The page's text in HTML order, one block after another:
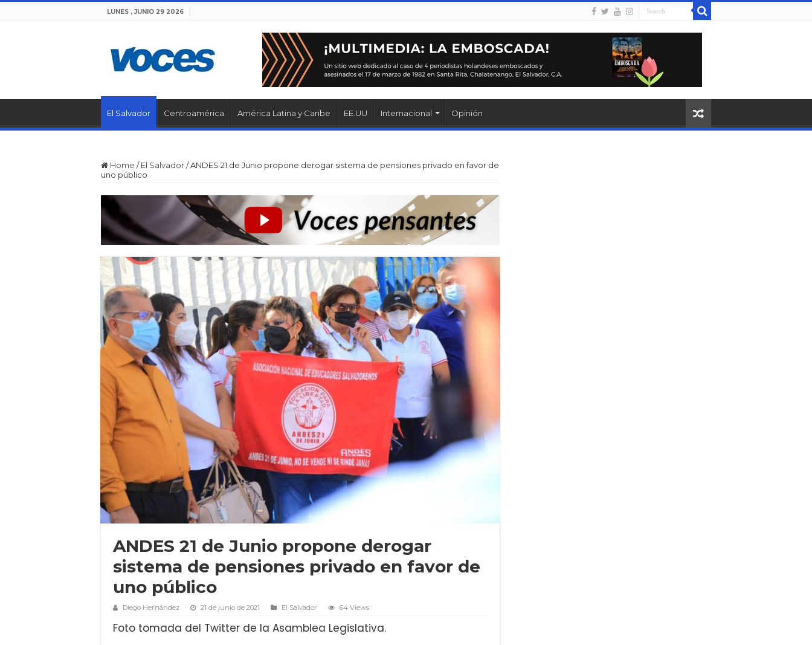
LUNES , JUNIO 29 2026
El Salvador Centroamérica América Latina y Caribe EE.UU Internacional Opinión
Home / El Salvador/ANDES 21 de Junio propone derogar sistema de pensiones privado en favor de
uno público
ANDES 21 de Junio propone derogar
sistema de pensiones privado en favor de
uno público
Diego Hernández 21 de junio de 2021 El Salvador 64 Views
Foto tomada del Twitter de la Asamblea Legislativa.